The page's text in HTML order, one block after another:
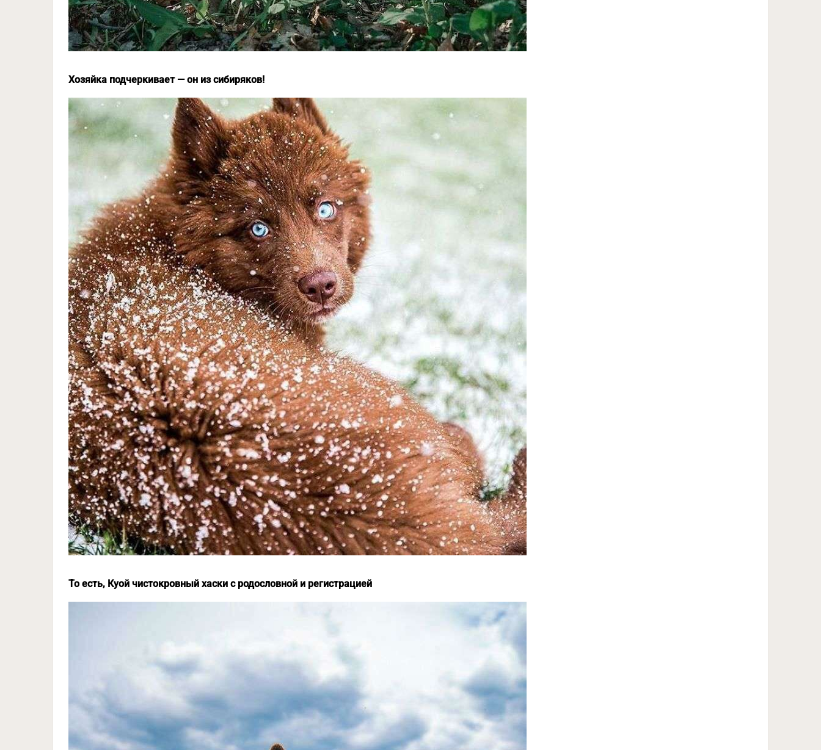
Хозяйка подчеркивает — он из сибиряков!
То есть, Куой чистокровный хаски с родословной и регистрацией